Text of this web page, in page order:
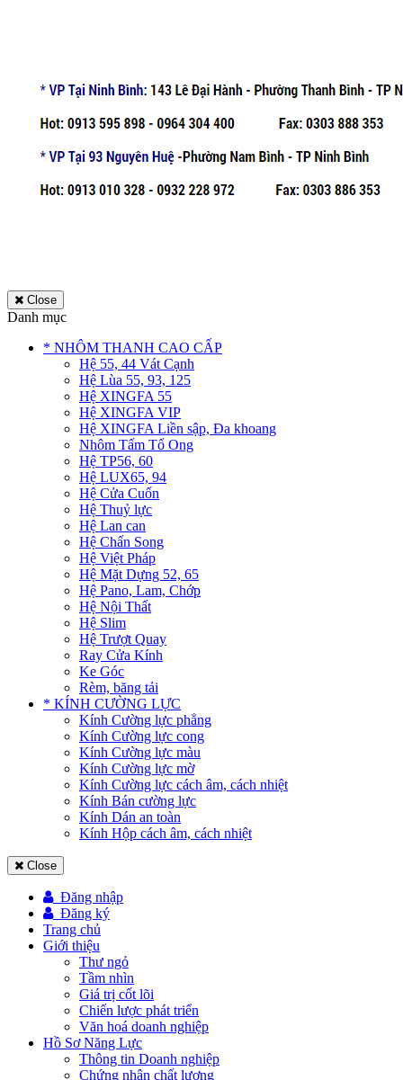
Close
Danh mục
* NHÔM THANH CAO CẤP
Hệ 55, 44 Vát Cạnh
Hệ Lùa 55, 93, 125
Hệ XINGFA 55
Hệ XINGFA VIP
Hệ XINGFA Liền sập, Đa khoang
Nhôm Tấm Tổ Ong
Hệ TP56, 60
Hệ LUX65, 94
Hệ Cửa Cuốn
Hệ Thuỷ lực
Hệ Lan can
Hệ Chấn Song
Hệ Việt Pháp
Hệ Mặt Dựng 52, 65
Hệ Pano, Lam, Chớp
Hệ Nội Thất
Hệ Slim
Hệ Trượt Quay
Ray Cửa Kính
Ke Góc
Rèm, băng tải
* KÍNH CƯỜNG LỰC
Kính Cường lực phẳng
Kính Cường lực cong
Kính Cường lực màu
Kính Cường lực mờ
Kính Cường lực cách âm, cách nhiệt
Kính Bán cường lực
Kính Dán an toàn
Kính Hộp cách âm, cách nhiệt
Close
Đăng nhập
Đăng ký
Trang chủ
Giới thiệu
Thư ngỏ
Tầm nhìn
Giá trị cốt lõi
Chiến lược phát triển
Văn hoá doanh nghiệp
Hồ Sơ Năng Lực
Thông tin Doanh nghiệp
Chứng nhận chất lượng